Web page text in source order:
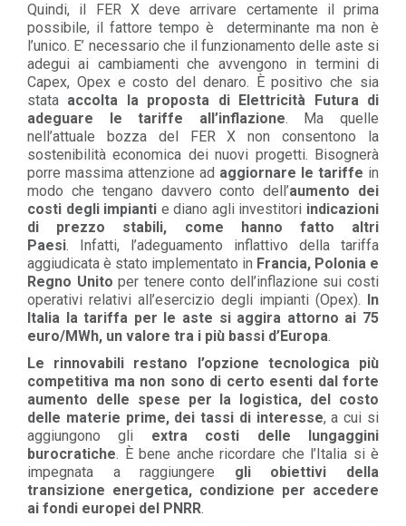
Quindi, il FER X deve arrivare certamente il prima
possibile, il fattore tempo è determinante ma non è
l’unico. E’ necessario che il funzionamento delle aste si
adegui ai cambiamenti che avvengono in termini di
Capex, Opex e costo del denaro.
È positivo che sia
stata accolta la proposta di Elettricità Futura di
adeguare le tariffe all’inflazione. Ma quelle
nell’attuale bozza del FER X non consentono la
sostenibilità economica dei nuovi progetti. Bisognerà
porre massima attenzione ad aggiornare le tariffe in
modo che tengano davvero conto dell’aumento dei
costi degli impianti e diano agli investitori indicazioni
di prezzo stabili, come hanno fatto altri
Paesi.
Infatti, l’adeguamento inflattivo della tariffa
aggiudicata è stato implementato in Francia, Polonia e
Regno Unito per tenere conto dell’inflazione sui costi
operativi relativi all’esercizio degli impianti (Opex).
In
Italia la tariffa per le aste si aggira attorno ai 75
euro/MWh, un valore tra i più bassi d’Europa.
Le rinnovabili restano l’opzione tecnologica più
competitiva ma non sono di certo esenti dal forte
aumento delle spese per la logistica, del costo
delle materie prime, dei tassi di interesse, a cui si
aggiungono gli extra costi delle lungaggini
burocratiche. È bene anche ricordare che l’Italia si è
impegnata a raggiungere gli obiettivi della
transizione energetica, condizione per accedere
ai fondi europei del PNRR.